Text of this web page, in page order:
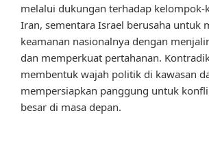
melalui dukungan terhadap
Iran, sementara Israel berusaha untuk
keamanan nasionalnya dengan
dan memperkuat pertahanan.
membentuk wajah politik di kawasan
mempersiapkan panggung untuk
besar di masa depan.